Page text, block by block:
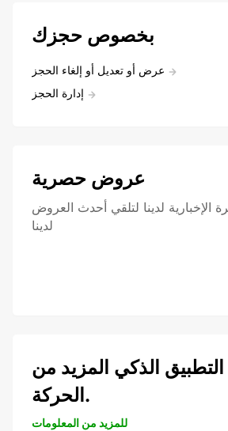
بخصوص حجزك
عرض أو تعديل أو إلغاء الحجز
إدارة الحجز
عروض حصرية
الإخبارية لدينا لتلقي أحدث العروض
لدينا
الذكي المزيد من
الحركة.
للمزيد من المعلومات